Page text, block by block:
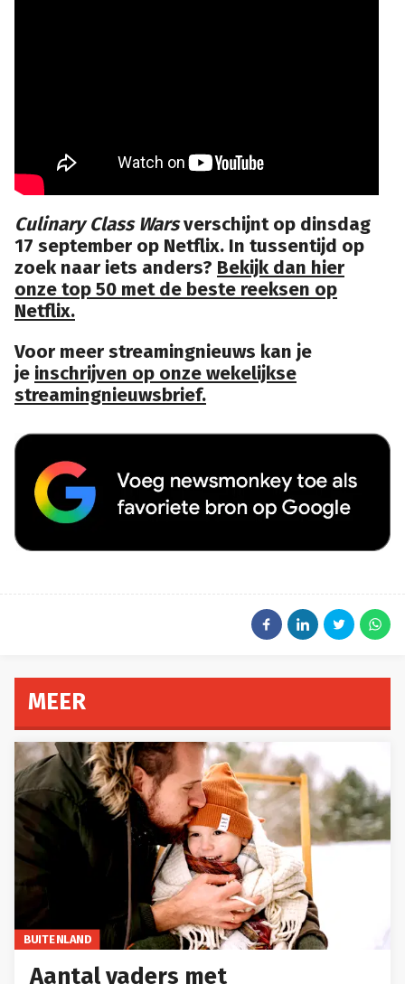
Culinary Class Warsverschijnt op dinsdag
17 september op Netflix. In tussentijd op
zoek naar iets anders? Bekijk dan hier
onze top 50 met de beste reeksen op
Netflix.
Voor meer streamingnieuws kan je
je inschrijven op onze wekelijkse
streamingnieuwsbrief.
MEER
BUITENLAND
Aantal vaders met